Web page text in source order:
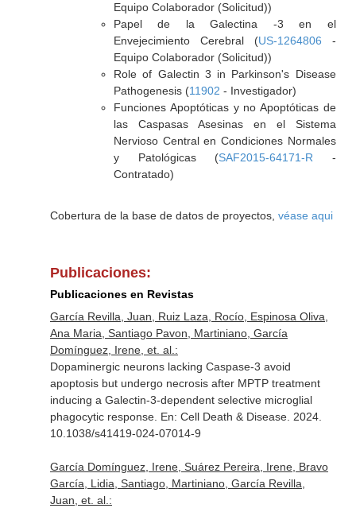
Equipo Colaborador (Solicitud))
Papel de la Galectina -3 en el
Envejecimiento Cerebral (US-1264806 -
Equipo Colaborador (Solicitud))
Role of Galectin 3 in Parkinson's Disease
Pathogenesis (11902 - Investigador)
Funciones Apoptóticas y no Apoptóticas de
las Caspasas Asesinas en el Sistema
Nervioso Central en Condiciones Normales
y Patológicas (SAF2015-64171-R -
Contratado)
Cobertura de la base de datos de proyectos, véase aqui
Publicaciones:
Publicaciones en Revistas
García Revilla, Juan, Ruiz Laza, Rocío, Espinosa Oliva,
Ana Maria, Santiago Pavon, Martiniano, García
Domínguez, Irene, et. al.:
Dopaminergic neurons lacking Caspase-3 avoid
apoptosis but undergo necrosis after MPTP treatment
inducing a Galectin-3-dependent selective microglial
phagocytic response. En: Cell Death & Disease. 2024.
10.1038/s41419-024-07014-9
García Domínguez, Irene, Suárez Pereira, Irene, Bravo
García, Lidia, Santiago, Martiniano, García Revilla,
Juan, et. al.: